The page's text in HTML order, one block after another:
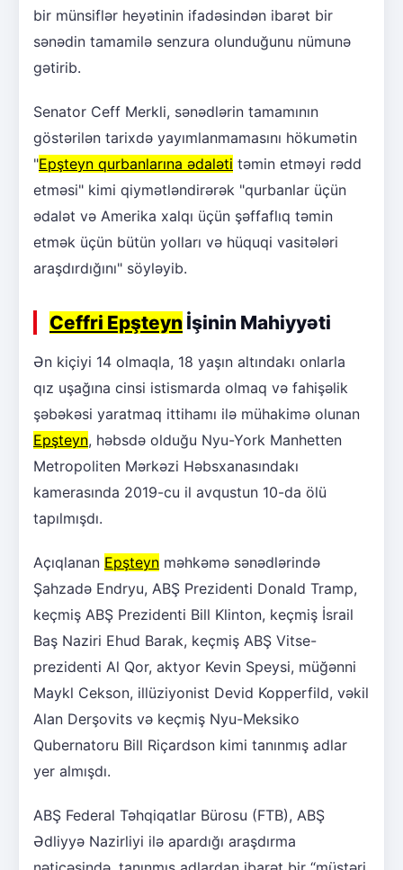
bir münsiflər heyətinin ifadəsindən ibarət bir
sənədin tamamilə senzura olunduğunu nümunə
gətirib.
Senator Ceff Merkli, sənədlərin tamamının
göstərilən tarixdə yayımlanmamasını hökumətin
"Epşteyn qurbanlarına ədaləti təmin etməyi rədd
etməsi" kimi qiymətləndirərək "qurbanlar üçün
ədalət və Amerika xalqı üçün şəffaflıq təmin
etmək üçün bütün yolları və hüquqi vasitələri
araşdırdığını" söyləyib.
Ceffri Epşteyn İşinin Mahiyyəti
Ən kiçiyi 14 olmaqla, 18 yaşın altındakı onlarla
qız uşağına cinsi istismarda olmaq və fahişəlik
şəbəkəsi yaratmaq ittihamı ilə mühakimə olunan
Epşteyn, həbsdə olduğu Nyu-York Manhetten
Metropoliten Mərkəzi Həbsxanasındakı
kamerasında 2019-cu il avqustun 10-da ölü
tapılmışdı.
Açıqlanan Epşteyn məhkəmə sənədlərində
Şahzadə Endryu, ABŞ Prezidenti Donald Tramp,
keçmiş ABŞ Prezidenti Bill Klinton, keçmiş İsrail
Baş Naziri Ehud Barak, keçmiş ABŞ Vitse-
prezidenti Al Qor, aktyor Kevin Speysi, müğənni
Maykl Cekson, illüziyonist Devid Kopperfild, vəkil
Alan Derşovits və keçmiş Nyu-Meksiko
Qubernatoru Bill Riçardson kimi tanınmış adlar
yer almışdı.
ABŞ Federal Təhqiqatlar Bürosu (FTB), ABŞ
Ədliyyə Nazirliyi ilə apardığı araşdırma